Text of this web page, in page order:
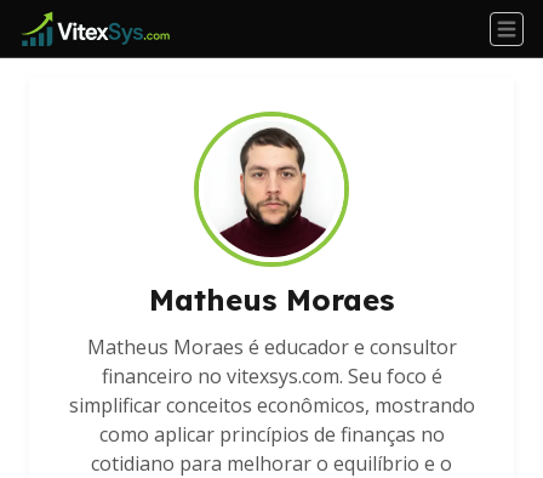
Matheus Moraes
Matheus Moraes é educador e consultor
financeiro no vitexsys.com. Seu foco é
simplificar conceitos econômicos, mostrando
como aplicar princípios de finanças no
cotidiano para melhorar o equilíbrio e o